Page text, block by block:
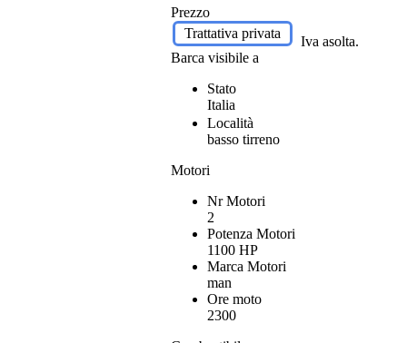
Prezzo
Trattativa privata
Iva asolta.
Barca visibile a
Stato
Italia
Località
basso tirreno
Motori
Nr Motori
2
Potenza Motori
1100 HP
Marca Motori
man
Ore moto
2300